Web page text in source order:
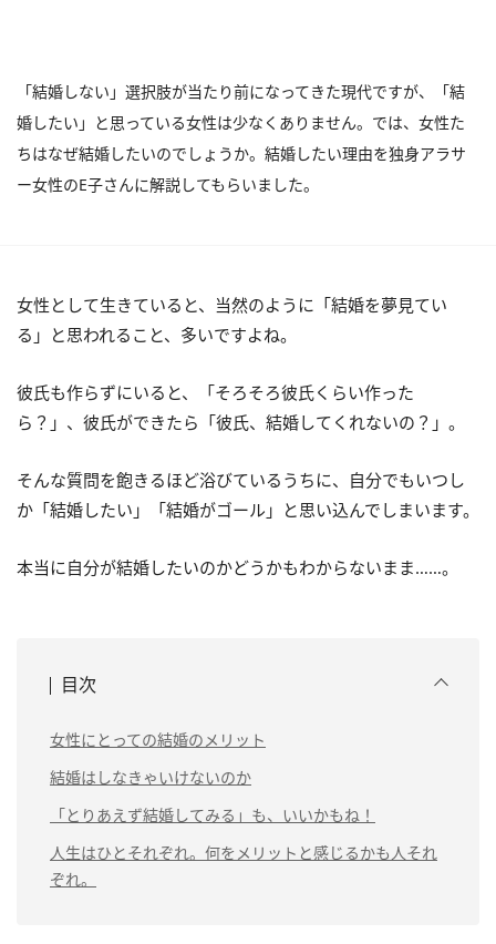
「結婚しない」選択肢が当たり前になってきた現代ですが、「結
婚したい」と思っている女性は少なくありません。では、女性た
ちはなぜ結婚したいのでしょうか。結婚したい理由を独身アラサ
ー女性のE子さんに解説してもらいました。
女性として生きていると、当然のように「結婚を夢見てい
る」と思われること、多いですよね。
彼氏も作らずにいると、「そろそろ彼氏くらい作った
ら？」、彼氏ができたら「彼氏、結婚してくれないの？」。
そんな質問を飽きるほど浴びているうちに、自分でもいつし
か「結婚したい」「結婚がゴール」と思い込んでしまいます。
本当に自分が結婚したいのかどうかもわからないまま……。
目次
女性にとっての結婚のメリット
結婚はしなきゃいけないのか
「とりあえず結婚してみる」も、いいかもね！
人生はひとそれぞれ。何をメリットと感じるかも人それ
ぞれ。